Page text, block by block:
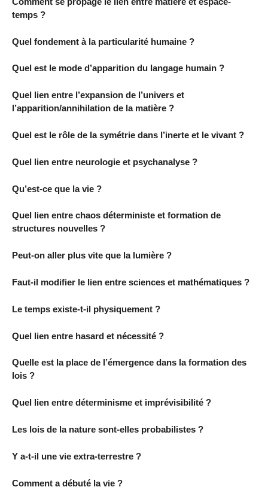
temps ?
Quel fondement à la particularité humaine ?
Quel est le mode d’apparition du langage humain ?
Quel lien entre l’expansion de l’univers et
l’apparition/annihilation de la matière ?
Quel est le rôle de la symétrie dans l’inerte et le vivant ?
Quel lien entre neurologie et psychanalyse ?
Qu’est-ce que la vie ?
Quel lien entre chaos déterministe et formation de
structures nouvelles ?
Peut-on aller plus vite que la lumière ?
Faut-il modifier le lien entre sciences et mathématiques ?
Le temps existe-t-il physiquement ?
Quel lien entre hasard et nécessité ?
Quelle est la place de l’émergence dans la formation des
lois ?
Quel lien entre déterminisme et imprévisibilité ?
Les lois de la nature sont-elles probabilistes ?
Y a-t-il une vie extra-terrestre ?
Comment a débuté la vie ?